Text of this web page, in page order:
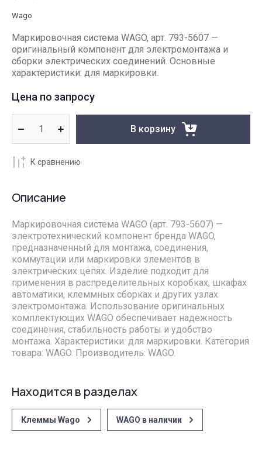
Wago
Маркировочная система WAGO, арт. 793-5607 —
оригинальный компонент для электромонтажа и
сборки электрических соединений. Основные
характеристики: для маркировки.
Цена по запросу
В корзину
К сравнению
Описание
Маркировочная система WAGO (арт. 793-5607) —
электротехнический компонент бренда WAGO,
предназначенный для монтажа, соединения,
коммутации или маркировки элементов в
электрических цепях. Изделие подходит для
применения в распределительных коробках, шкафах
автоматики, клеммных сборках и других узлах
электромонтажа. Использование оригинальных
комплектующих WAGO обеспечивает надежность
соединения, стабильность работы и удобство
монтажа. Характеристики: для маркировки. Категория
товара: WAGO. Производитель: WAGO.
Находится в разделах
Клеммы Wago WAGO в наличии